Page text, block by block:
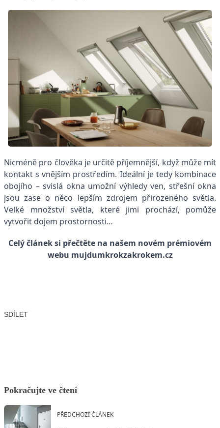
Nicméně pro člověka je určitě příjemnější, když může mít
kontakt s vnějším prostředím. Ideální je tedy kombinace
obojího – svislá okna umožní výhledy ven, střešní okna
jsou zase o něco lepším zdrojem přirozeného světla.
Velké množství světla, které jimi prochází, pomůže
vytvořit dojem prostornosti…
Celý článek si přečtěte na našem novém prémiovém
webu mujdumkrokzakrokem.cz
SDÍLET
Pokračujte ve čtení
PŘEDCHOZÍ ČLÁNEK